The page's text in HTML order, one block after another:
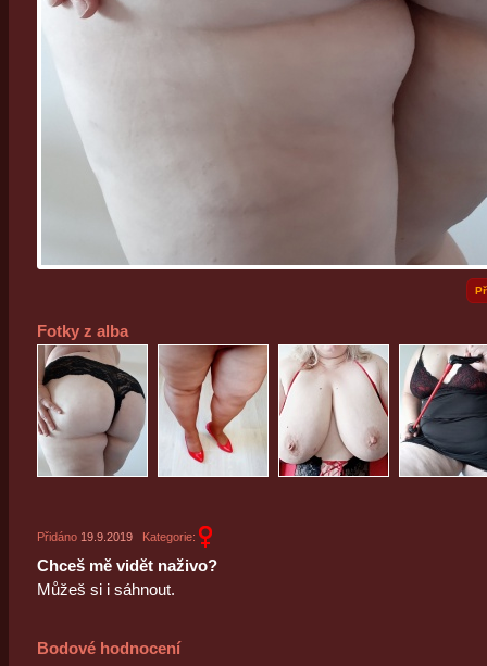
Fotky z alba
Přidáno 19.9.2019 Kategorie:
Chceš mě vidět naživo?
Můžeš si i sáhnout.
Bodové hodnocení